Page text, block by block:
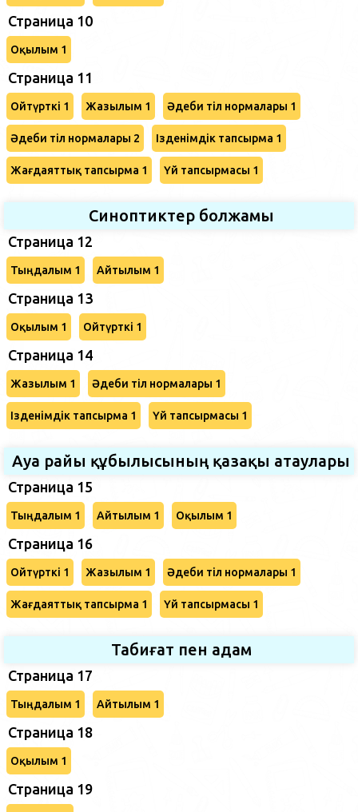
Страница 10
Оқылым 1
Страница 11
Ойтүрткі 1 Жазылым 1 Әдеби тіл нормалары 1
Әдеби тіл нормалары 2 Ізденімдік тапсырма 1
Жағдаяттық тапсырма 1 Үй тапсырмасы 1
Синоптиктер болжамы
Страница 12
Тыңдалым 1 Айтылым 1
Страница 13
Оқылым 1 Ойтүрткі 1
Страница 14
Жазылым 1 Әдеби тіл нормалары 1
Ізденімдік тапсырма 1 Үй тапсырмасы 1
Ауа райы құбылысының қазақы атаулары
Страница 15
Тыңдалым 1 Айтылым 1 Оқылым 1
Страница 16
Ойтүрткі 1 Жазылым 1 Әдеби тіл нормалары 1
Жағдаяттық тапсырма 1 Үй тапсырмасы 1
Табиғат пен адам
Страница 17
Тыңдалым 1 Айтылым 1
Страница 18
Оқылым 1
Страница 19